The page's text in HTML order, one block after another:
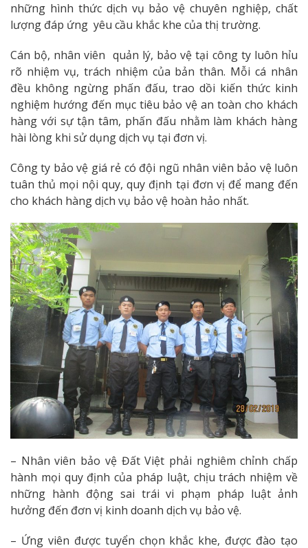
những hình thức dịch vụ bảo vệ chuyên nghiệp, chất
lượng đáp ứng yêu cầu khắc khe của thị trường.
Cán bộ, nhân viên quản lý, bảo vệ tại công ty luôn hỉu
rõ nhiệm vụ, trách nhiệm của bản thân. Mỗi cá nhân
đều không ngừng phấn đấu, trao dồi kiến thức kinh
nghiệm hướng đến mục tiêu bảo vệ an toàn cho khách
hàng với sự tận tâm, phấn đấu nhằm làm khách hàng
hài lòng khi sử dụng dịch vụ tại đơn vị.
Công ty bảo vệ giá rẻ có đội ngũ nhân viên bảo vệ luôn
tuân thủ mọi nội quy, quy định tại đơn vị để mang đến
cho khách hàng dịch vụ bảo vệ hoàn hảo nhất.
– Nhân viên bảo vệ Đất Việt phải nghiêm chỉnh chấp
hành mọi quy định của pháp luật, chịu trách nhiệm về
những hành động sai trái vi phạm pháp luật ảnh
hưởng đến đơn vị kinh doanh dịch vụ bảo vệ.
– Ứng viên được tuyển chọn khắc khe, được đào tạo